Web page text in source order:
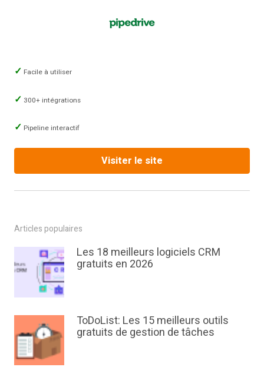
Facile à utiliser
300+ intégrations
Pipeline interactif
Visiter le site
Articles populaires
Les 18 meilleurs logiciels CRM
gratuits en 2026
ToDoList: Les 15 meilleurs outils
gratuits de gestion de tâches